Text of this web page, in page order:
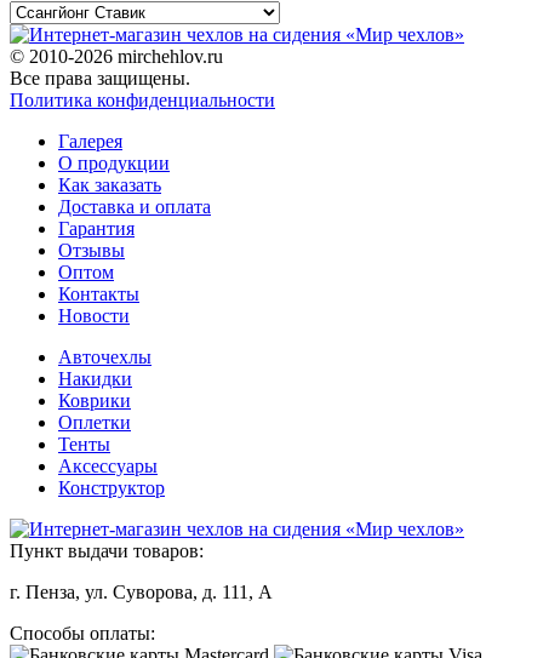
© 2010-2026 mirchehlov.ru
Все права защищены.
Политика конфиденциальности
Галерея
О продукции
Как заказать
Доставка и оплата
Гарантия
Отзывы
Оптом
Контакты
Новости
Авточехлы
Накидки
Коврики
Оплетки
Тенты
Аксессуары
Конструктор
Пункт выдачи товаров:
г. Пенза, ул. Суворова, д. 111, А
Способы оплаты: